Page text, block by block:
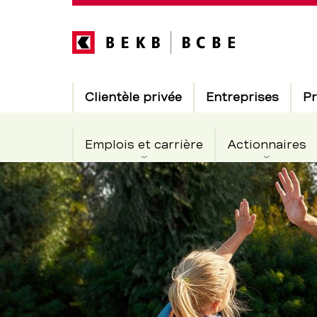
Activités
familiales
gratuites
Hauptnavigation
Clientèle privée Entreprises
Emplois et carrière Actionnaires
Section
de
navigation
de
service